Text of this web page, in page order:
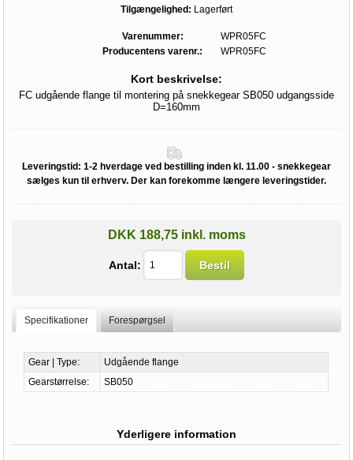
Tilgængelighed: Lagerført
Varenummer:
WPR05FC
Producentens varenr.:
WPR05FC
Kort beskrivelse:
FC udgående flange til montering på snekkegear SB050 udgangsside
D=160mm
Leveringstid: 1-2 hverdage ved bestilling inden kl. 11.00 - snekkegear
sælges kun til erhverv. Der kan forekomme længere leveringstider.
DKK 188,75 inkl. moms
Antal: Bestil
Specifikationer Forespørgsel
Gear | Type:
Udgående flange
Gearstørrelse:
SB050
Yderligere information